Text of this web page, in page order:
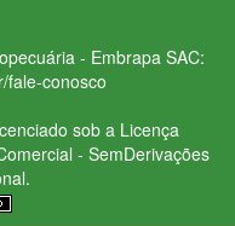
- Embrapa SAC:
fale-conosco
sob a Licença
- SemDerivações